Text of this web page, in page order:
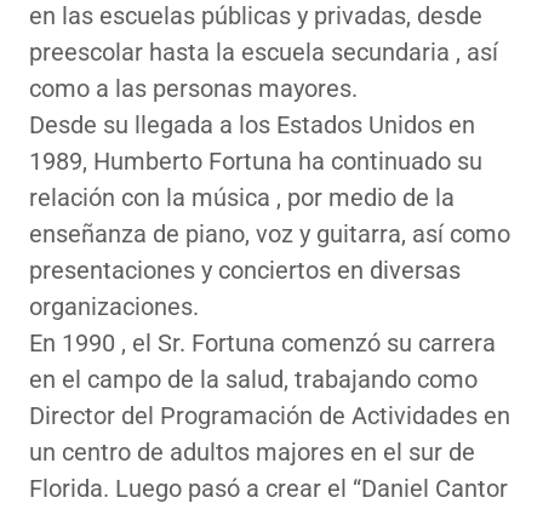
en las escuelas públicas y privadas, desde
preescolar hasta la escuela secundaria , así
como a las personas mayores.
Desde su llegada a los Estados Unidos en
1989, Humberto Fortuna ha continuado su
relación con la música , por medio de la
enseñanza de piano, voz y guitarra, así como
presentaciones y conciertos en diversas
organizaciones.
En 1990 , el Sr. Fortuna comenzó su carrera
en el campo de la salud, trabajando como
Director del Programación de Actividades en
un centro de adultos majores en el sur de
Florida. Luego pasó a crear el “Daniel Cantor